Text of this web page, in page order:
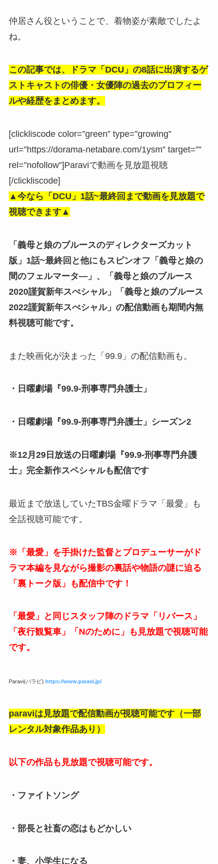
仲居さん役ということで、着物姿が素敵でしたよ
ね。
この記事では、ドラマ「DCU」の8話に出演するゲ
ストキャストの俳優・女優陣の過去のプロフィー
ルや経歴をまとめます。
[clickliscode color=”green” type=”growing”
url=”https://dorama-netabare.com/1ysm” target=””
rel=”nofollow”]Paraviで動画を見放題視聴
[/clickliscode]
▲今なら「DCU」 1話~最終回まで動画を見放題で
視聴できます▲
「義母と娘のブルースのディレクターズカット
版」1話~最終回と他にもスピンオフ「義母と娘の
間のフェルマータ―」、「義母と娘のブルース
2020謹賀新年スぺシャル」「義母と娘のブルース
2022謹賀新年スぺシャル」の配信動画も期間内無
料視聴可能です。
また映画化が決まった「99.9」の配信動画も。
・日曜劇場『99.9-刑事専門弁護士」
・日曜劇場『99.9-刑事専門弁護士」シーズン2
※12月29日放送の日曜劇場『99.9-刑事専門弁護
士」完全新作スペシャルも配信です
最近まで放送していたTBS金曜ドラマ「最愛」も
全話視聴可能です。
※「最愛」を手掛けた監督とプロデューサーがド
ラマ本編を見ながら撮影の裏話や物語の謎に迫る
「裏トーク版」も配信中です！
「最愛」と同じスタッフ陣のドラマ「リバース」
「夜行観覧車」「Nのために」も見放題で視聴可能
です。
Paravi(パラビ) https://www.paravi.jp/
paraviは見放題で配信動画が視聴可能です（一部
レンタル対象作品あり）
以下の作品も見放題で視聴可能です。
・ファイトソング
・部長と社畜の恋はもどかしい
・妻、小学生になる